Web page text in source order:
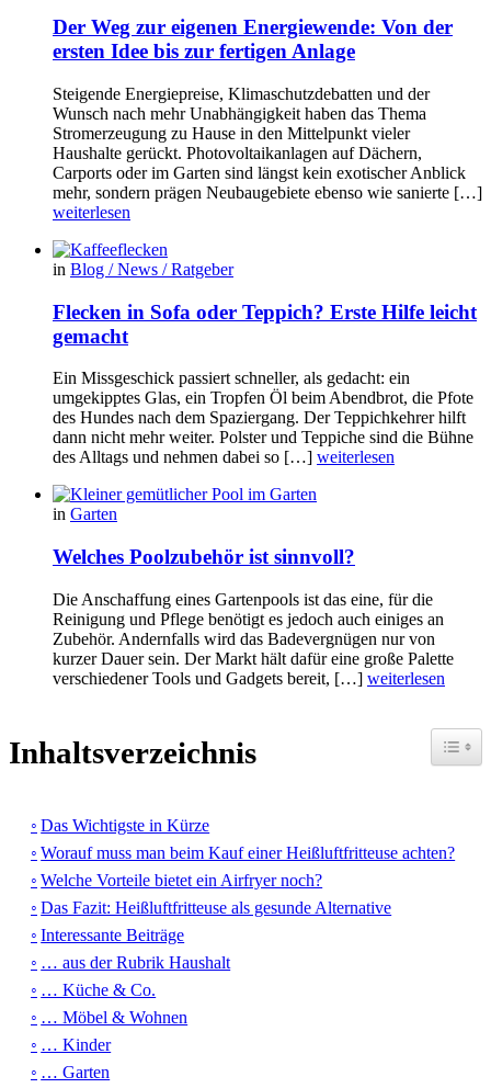
Der Weg zur eigenen Energiewende: Von der
ersten Idee bis zur fertigen Anlage
Steigende Energiepreise, Klimaschutzdebatten und der
Wunsch nach mehr Unabhängigkeit haben das Thema
Stromerzeugung zu Hause in den Mittelpunkt vieler
Haushalte gerückt. Photovoltaikanlagen auf Dächern,
Carports oder im Garten sind längst kein exotischer Anblick
mehr, sondern prägen Neubaugebiete ebenso wie sanierte […]
weiterlesen
in Blog / News / Ratgeber
Flecken in Sofa oder Teppich? Erste Hilfe leicht
gemacht
Ein Missgeschick passiert schneller, als gedacht: ein
umgekipptes Glas, ein Tropfen Öl beim Abendbrot, die Pfote
des Hundes nach dem Spaziergang. Der Teppichkehrer hilft
dann nicht mehr weiter. Polster und Teppiche sind die Bühne
des Alltags und nehmen dabei so […] weiterlesen
in Garten
Welches Poolzubehör ist sinnvoll?
Die Anschaffung eines Gartenpools ist das eine, für die
Reinigung und Pflege benötigt es jedoch auch einiges an
Zubehör. Andernfalls wird das Badevergnügen nur von
kurzer Dauer sein. Der Markt hält dafür eine große Palette
verschiedener Tools und Gadgets bereit, […] weiterlesen
Inhaltsverzeichnis
Das Wichtigste in Kürze
Worauf muss man beim Kauf einer Heißluftfritteuse achten?
Welche Vorteile bietet ein Airfryer noch?
Das Fazit: Heißluftfritteuse als gesunde Alternative
Interessante Beiträge
… aus der Rubrik Haushalt
… Küche & Co.
… Möbel & Wohnen
… Kinder
… Garten